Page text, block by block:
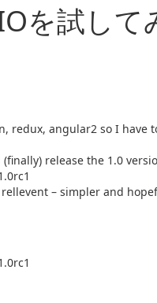
を試して
redux, angular2 so I have
release the 1.0
– simpler and